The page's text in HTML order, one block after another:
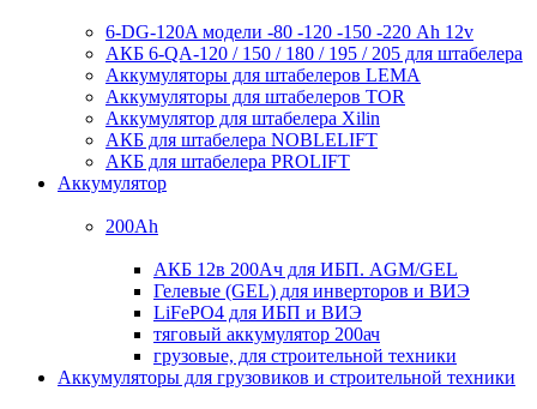
6-DG-120A модели -80 -120 -150 -220 Ah 12v
АКБ 6-QA-120 / 150 / 180 / 195 / 205 для штабелера
Аккумуляторы для штабелеров LEMA
Аккумуляторы для штабелеров TOR
Аккумулятор для штабелера Xilin
АКБ для штабелера NOBLELIFT
АКБ для штабелера PROLIFT
Аккумулятор
200Ah
АКБ 12в 200Ач для ИБП. AGM/GEL
Гелевые (GEL) для инверторов и ВИЭ
LiFePO4 для ИБП и ВИЭ
тяговый аккумулятор 200ач
грузовые, для строительной техники
Аккумуляторы для грузовиков и строительной техники